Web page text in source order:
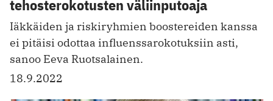
tehosterokotusten väliinputoaja
Iäkkäiden ja riskiryhmien boostereiden kanssa
ei pitäisi odottaa influenssarokotuksiin asti,
sanoo Eeva Ruotsalainen.
18.9.2022